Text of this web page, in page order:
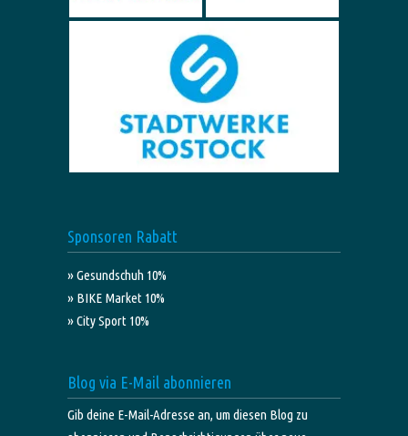
Sponsoren Rabatt
» Gesundschuh 10%
» BIKE Market 10%
» City Sport 10%
Blog via E-Mail abonnieren
Gib deine E-Mail-Adresse an, um diesen Blog zu